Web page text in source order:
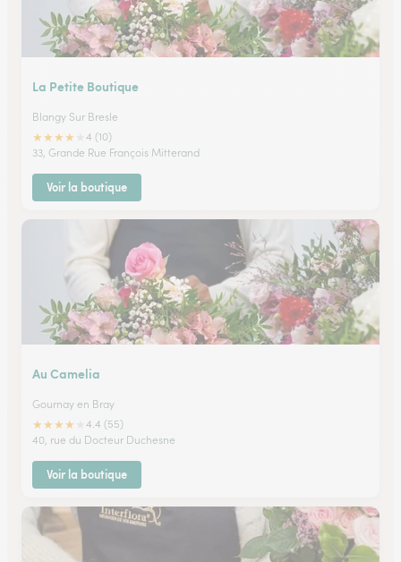
La Petite Boutique
Blangy Sur Bresle
★★★★
4 (10)
33, Grande Rue François Mitterand
Voir la boutique
Au Camelia
Gournay en Bray
★★★★
4.4 (55)
40, rue du Docteur Duchesne
Voir la boutique